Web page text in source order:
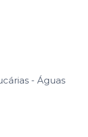
- Águas